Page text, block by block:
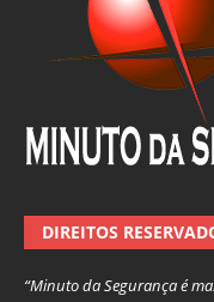
DIREITOS
“Minuto da Segurança é